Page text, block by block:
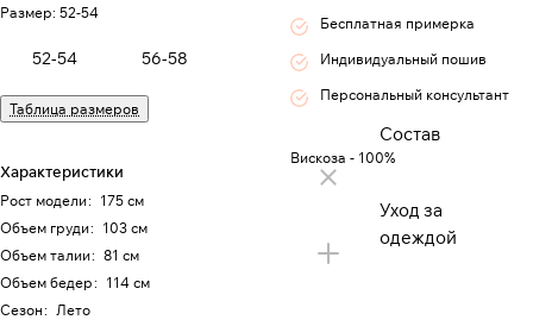
Размер: 52-54
52-54 56-58
Таблица размеров
Характеристики
Рост модели: 175 см
Объем груди: 103 см
Объем талии: 81 см
Объем бедер: 114 см
Сезон: Лето
Бесплатная примерка
Индивидуальный пошив
Персональный консультант
Состав
Вискоза - 100%
Уход за
одеждой